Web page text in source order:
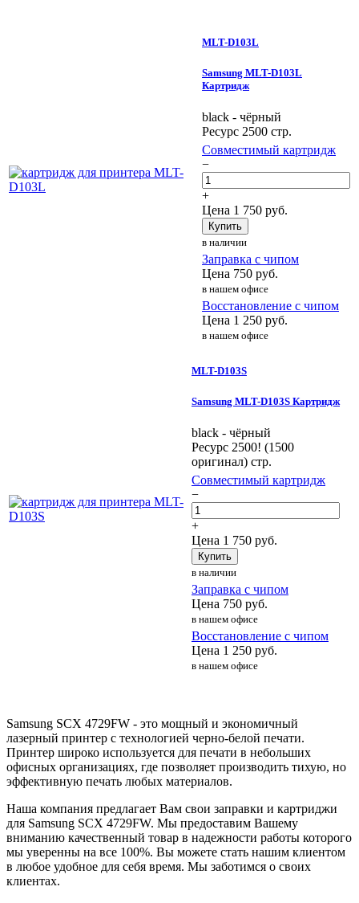
MLT-D103L
Samsung MLT-D103L
Картридж
black - чёрный
Ресурс 2500 стр.
Совместимый картридж
−
+
Цена 1 750 руб.
Купить
в наличии
Заправка с чипом
Цена 750 руб.
в нашем офисе
Восстановление с чипом
Цена 1 250 руб.
в нашем офисе
MLT-D103S
Samsung MLT-D103S Картридж
black - чёрный
Ресурс 2500! (1500
оригинал) стр.
Совместимый картридж
−
+
Цена 1 750 руб.
Купить
в наличии
Заправка с чипом
Цена 750 руб.
в нашем офисе
Восстановление с чипом
Цена 1 250 руб.
в нашем офисе
Samsung SCX 4729FW - это мощный и экономичный
лазерный принтер с технологией черно-белой печати.
Принтер широко используется для печати в небольших
офисных организациях, где позволяет производить тихую, но
эффективную печать любых материалов.
Наша компания предлагает Вам свои заправки и картриджи
для Samsung SCX 4729FW. Мы предоставим Вашему
вниманию качественный товар в надежности работы которого
мы уверенны на все 100%. Вы можете стать нашим клиентом
в любое удобное для себя время. Мы заботимся о своих
клиентах.